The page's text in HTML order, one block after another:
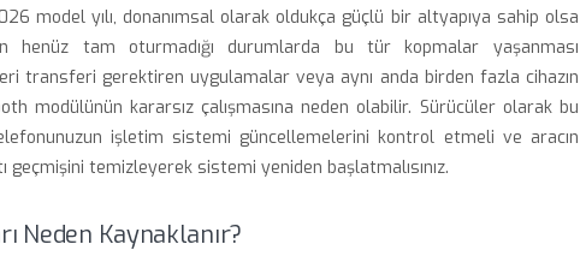
model yılı, donanımsal olarak oldukça güçlü bir altyapıya sahip olsa
henüz tam oturmadığı durumlarda bu tür kopmalar yaşanması
veri transferi gerektiren uygulamalar veya aynı anda birden fazla cihazın
modülünün kararsız çalışmasına neden olabilir. Sürücüler olarak bu
işletim sistemi güncellemelerini kontrol etmeli ve aracın
geçmişini temizleyerek sistemi yeniden başlatmalısınız.
Neden Kaynaklanır?